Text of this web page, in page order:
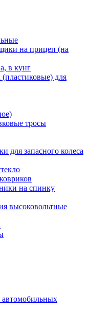
на прицеп (на
в кунг
для
тросы
для запасного колеса
на спинку
высоковольтные
автомобильных